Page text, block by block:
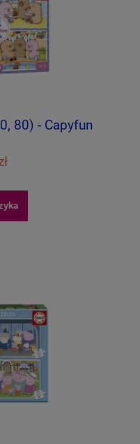
80) - Capyfun